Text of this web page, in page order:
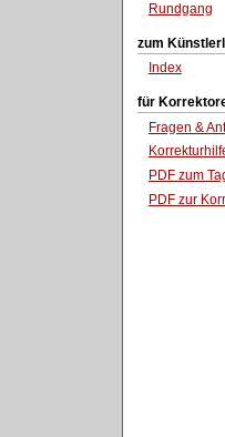
Rundgang
zum
Index
für
Fragen &
PDF zum
PDF zur